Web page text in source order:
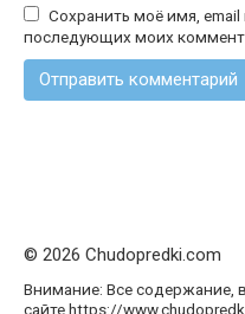
Сохранить моё имя, email
последующих моих
© 2026 Chudopredki.com
Внимание: Все содержание,
сайте https://